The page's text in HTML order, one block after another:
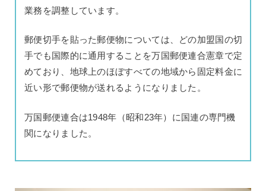
業務を調整しています。
郵便切手を貼った郵便物については、どの加盟国の切
手でも国際的に通用することを万国郵便連合憲章で定
めており、地球上のほぼすべての地域から固定料金に
近い形で郵便物が送れるようになりました。
万国郵便連合は1948年（昭和23年）に国連の専門機
関になりました。